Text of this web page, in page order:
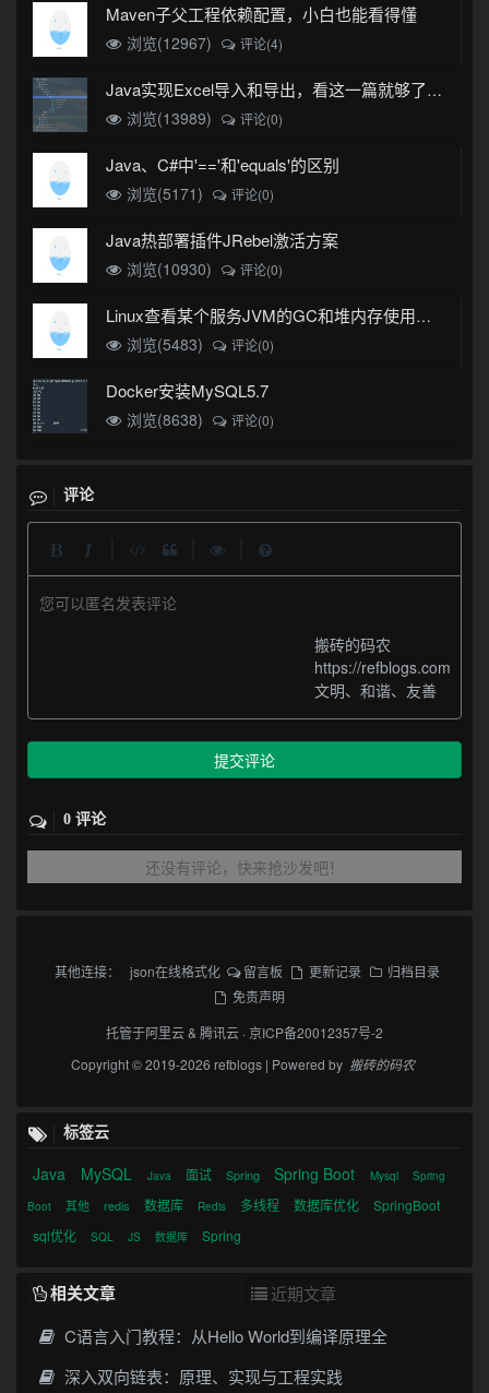
Maven子父工程依赖配置，小白也能看得懂
浏览(12967) 评论(4)
Java实现Excel导入和导出，看这一篇就够了(珍藏版)
浏览(13989)
评论(0)
Java、C#中'=='和'equals'的区别
浏览(5171) 评论(0)
Java热部署插件JRebel激活方案
浏览(10930) 评论(0)
Linux查看某个服务JVM的GC和堆内存使用情况
浏览(5483)
评论(0)
Docker安装MySQL5.7
浏览(8638) 评论(0)
评论
您可以匿名发表评论
搬砖的码农
https://refblogs.com
文明、和谐、友善
提交评论
0 评论
还没有评论，快来抢沙发吧！
其他连接： json在线格式化 留言板 更新记录
归档目录
免责声明
托管于阿里云& 腾讯云 ·京ICP备20012357号-2
Copyright © 2019-2026 refblogs | Powered by 搬砖的码农
标签云
Java MySQL Java 面试 Spring Spring Boot Mysql
Spring
Boot
其他 redis 数据库 Redis 多线程 数据库优化
SpringBoot
sql优化
SQL JS 数据库 Spring
相关文章
近期文章
C语言入门教程：从Hello World到编译原理全
深入双向链表：原理、实现与工程实践